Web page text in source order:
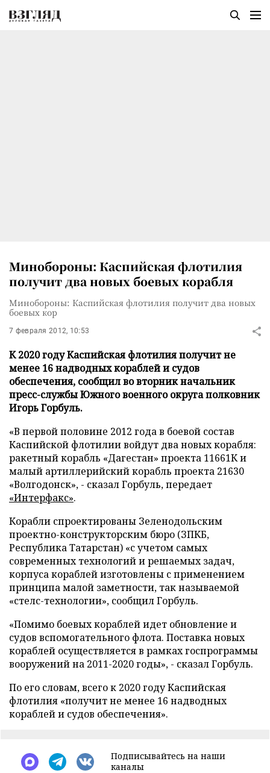
Минобороны: Каспийская флотилия
получит два новых боевых корабля
Минобороны: Каспийская флотилия получит два новых
боевых кор
7 февраля 2012, 10:53
К 2020 году Каспийская флотилия получит не
менее 16 надводных кораблей и судов
обеспечения, сообщил во вторник начальник
пресс-службы Южного военного округа полковник
Игорь Горбуль.
«В первой половине 2012 года в боевой состав
Каспийской флотилии войдут два новых корабля:
ракетный корабль «Дагестан» проекта 11661К и
малый артиллерийский корабль проекта 21630
«Волгодонск», - сказал Горбуль, передает
«Интерфакс».
Корабли спроектированы Зеленодольским
проектно-конструкторским бюро (ЗПКБ,
Республика Татарстан) «с учетом самых
современных технологий и решаемых задач,
корпуса кораблей изготовлены с применением
принципа малой заметности, так называемой
«стелс-технологии», сообщил Горбуль.
«Помимо боевых кораблей идет обновление и
судов вспомогательного флота. Поставка новых
кораблей осуществляется в рамках госпрограммы
вооружений на 2011-2020 годы», - сказал Горбуль.
По его словам, всего к 2020 году Каспийская
флотилия «получит не менее 16 надводных
кораблей и судов обеспечения».
Подписывайтесь на наши
каналы